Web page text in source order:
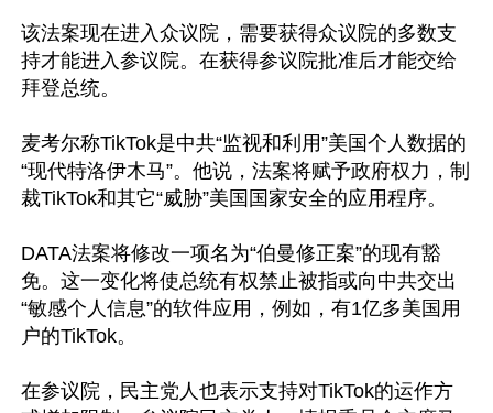
该法案现在进入众议院，需要获得众议院的多数支
持才能进入参议院。在获得参议院批准后才能交给
拜登总统。
麦考尔称TikTok是中共“监视和利用”美国个人数据的
“现代特洛伊木马”。他说，法案将赋予政府权力，制
裁TikTok和其它“威胁”美国国家安全的应用程序。
DATA法案将修改一项名为“伯曼修正案”的现有豁
免。这一变化将使总统有权禁止被指或向中共交出
“敏感个人信息”的软件应用，例如，有1亿多美国用
户的TikTok。
在参议院，民主党人也表示支持对TikTok的运作方